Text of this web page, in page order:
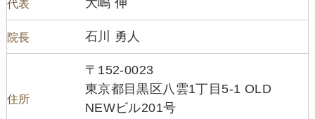
代表 大嶋 伸
院長 石川 勇人
住所
〒152-0023
東京都目黒区八雲1丁目5-1 OLD
NEWビル201号